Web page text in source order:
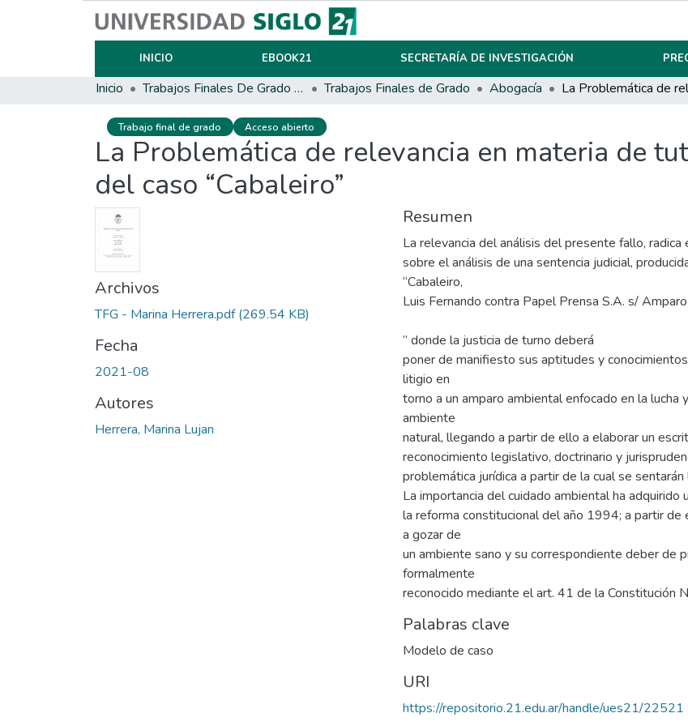
INICIO EBOOK21 SECRETARÍA DE INVESTIGACIÓN
Inicio Trabajos Finales De Grado Y Posgrado Trabajos Finales de Grado Abogacía
Trabajo final de grado Acceso abierto
La Problemática de relevancia en materia de
del caso “Cabaleiro”
Archivos
TFG - Marina Herrera.pdf(269.54 KB)
Fecha
2021-08
Autores
Herrera, Marina Lujan
Resumen
La relevancia del análisis del presente fallo, radica
sobre el análisis de una sentencia judicial,
“Cabaleiro,
Luis Fernando contra Papel Prensa S.A. s/
” donde la justicia de turno deberá
poner de manifiesto sus aptitudes y
litigio en
torno a un amparo ambiental enfocado en la lucha
ambiente
natural, llegando a partir de ello a elaborar un
reconocimiento legislativo, doctrinario y
problemática jurídica a partir de la cual se
La importancia del cuidado ambiental ha adquirido
la reforma constitucional del año 1994; a partir
a gozar de
un ambiente sano y su correspondiente deber de
formalmente
reconocido mediante el art. 41 de la Constitución
Palabras clave
Modelo de caso
URI
https://repositorio.21.edu.ar/handle/ues21/22521